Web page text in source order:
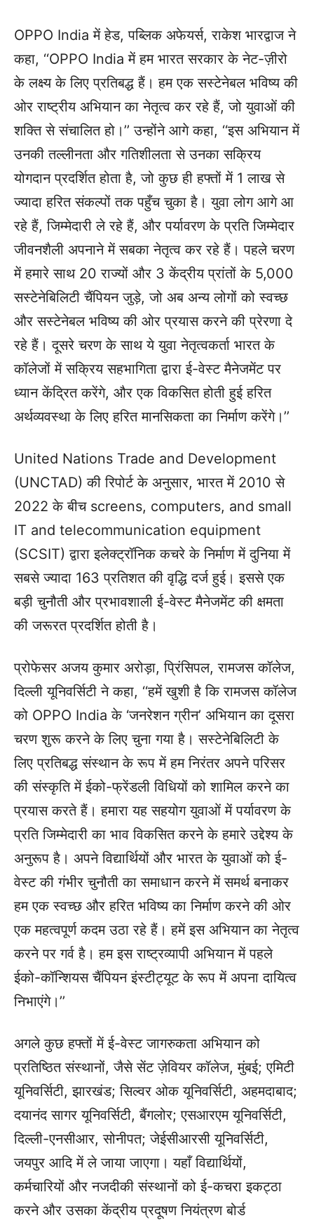
OPPO India में हेड, पब्लिक अफेयर्स, राकेश भारद्वाज ने
कहा, ‘‘OPPO India में हम भारत सरकार के नेट-ज़ीरो
के लक्ष्य के लिए प्रतिबद्ध हैं। हम एक सस्टेनेबल भविष्य की
ओर राष्ट्रीय अभियान का नेतृत्व कर रहे हैं, जो युवाओं की
शक्ति से संचालित हो।’’ उन्होंने आगे कहा, ‘‘इस अभियान में
उनकी तल्लीनता और गतिशीलता से उनका सक्रिय
योगदान प्रदर्शित होता है, जो कुछ ही हफ्तों में 1 लाख से
ज्यादा हरित संकल्पों तक पहुँच चुका है। युवा लोग आगे आ
रहे हैं, जिम्मेदारी ले रहे हैं, और पर्यावरण के प्रति जिम्मेदार
जीवनशैली अपनाने में सबका नेतृत्व कर रहे हैं। पहले चरण
में हमारे साथ 20 राज्यों और 3 केंद्रीय प्रांतों के 5,000
सस्टेनेबिलिटी चैंपियन जुड़े, जो अब अन्य लोगों को स्वच्छ
और सस्टेनेबल भविष्य की ओर प्रयास करने की प्रेरणा दे
रहे हैं। दूसरे चरण के साथ ये युवा नेतृत्वकर्ता भारत के
कॉलेजों में सक्रिय सहभागिता द्वारा ई-वेस्ट मैनेजमेंट पर
ध्यान केंद्रित करेंगे, और एक विकसित होती हुई हरित
अर्थव्यवस्था के लिए हरित मानसिकता का निर्माण करेंगे।’’
United Nations Trade and Development
(UNCTAD) की रिपोर्ट के अनुसार, भारत में 2010 से
2022 के बीच screens, computers, and small
IT and telecommunication equipment
(SCSIT) द्वारा इलेक्ट्रॉनिक कचरे के निर्माण में दुनिया में
सबसे ज्यादा 163 प्रतिशत की वृद्धि दर्ज हुई। इससे एक
बड़ी चुनौती और प्रभावशाली ई-वेस्ट मैनेजमेंट की क्षमता
की जरूरत प्रदर्शित होती है।
प्रोफेसर अजय कुमार अरोड़ा, प्रिंसिपल, रामजस कॉलेज,
दिल्ली यूनिवर्सिटी ने कहा, ‘‘हमें खुशी है कि रामजस कॉलेज
को OPPO India के ‘जनरेशन ग्रीन’ अभियान का दूसरा
चरण शुरू करने के लिए चुना गया है। सस्टेनेबिलिटी के
लिए प्रतिबद्ध संस्थान के रूप में हम निरंतर अपने परिसर
की संस्कृति में ईको-फ्रेंडली विधियों को शामिल करने का
प्रयास करते हैं। हमारा यह सहयोग युवाओं में पर्यावरण के
प्रति जिम्मेदारी का भाव विकसित करने के हमारे उद्देश्य के
अनुरूप है। अपने विद्यार्थियों और भारत के युवाओं को ई-
वेस्ट की गंभीर चुनौती का समाधान करने में समर्थ बनाकर
हम एक स्वच्छ और हरित भविष्य का निर्माण करने की ओर
एक महत्वपूर्ण कदम उठा रहे हैं। हमें इस अभियान का नेतृत्व
करने पर गर्व है। हम इस राष्ट्रव्यापी अभियान में पहले
ईको-कॉन्शियस चैंपियन इंस्टीट्यूट के रूप में अपना दायित्व
निभाएंगे।’’
अगले कुछ हफ्तों में ई-वेस्ट जागरुकता अभियान को
प्रतिष्ठित संस्थानों, जैसे सेंट ज़ेवियर कॉलेज, मुंबई; एमिटी
यूनिवर्सिटी, झारखंड; सिल्वर ओक यूनिवर्सिटी, अहमदाबाद;
दयानंद सागर यूनिवर्सिटी, बैंगलोर; एसआरएम यूनिवर्सिटी,
दिल्ली-एनसीआर, सोनीपत; जेईसीआरसी यूनिवर्सिटी,
जयपुर आदि में ले जाया जाएगा। यहाँ विद्यार्थियों,
कर्मचारियों और नजदीकी संस्थानों को ई-कचरा इकट्ठा
करने और उसका केंद्रीय प्रदूषण नियंत्रण बोर्ड